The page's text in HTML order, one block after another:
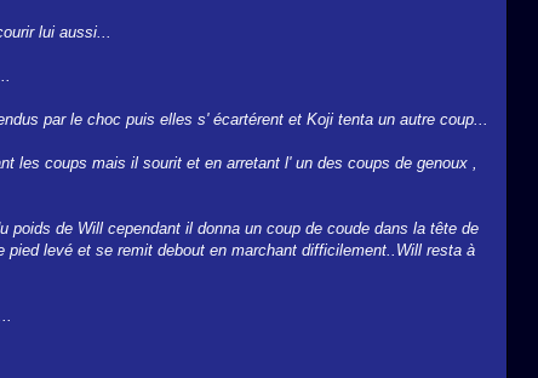
lui aussi...
par le choc puis elles s' écartérent et Koji tenta un autre coup...
les coups mais il sourit et en arretant l' un des coups de genoux ,
de Will cependant il donna un coup de coude dans la tête de
levé et se remit debout en marchant difficilement..Will resta à